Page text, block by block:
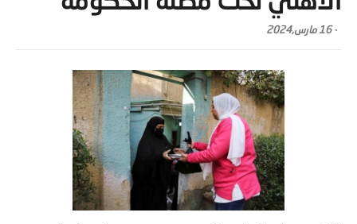
-16 مارس,2024
القاهرة – بدأت الحكومة المصرية تتوسع في تطويع العمل